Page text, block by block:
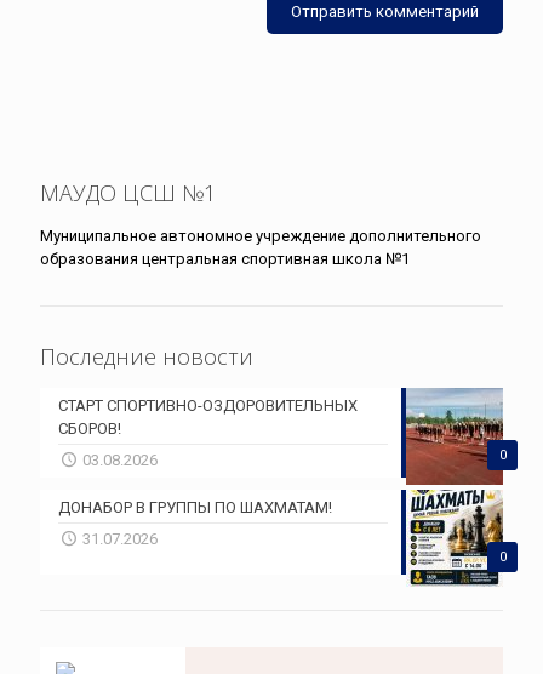
МАУДО ЦСШ №1
Муниципальное автономное учреждение дополнительного
образования центральная спортивная школа №1
Последние новости
0
СТАРТ СПОРТИВНО-ОЗДОРОВИТЕЛЬНЫХ
СБОРОВ!
03.08.2026
0
ДОНАБОР В ГРУППЫ ПО ШАХМАТАМ!
31.07.2026